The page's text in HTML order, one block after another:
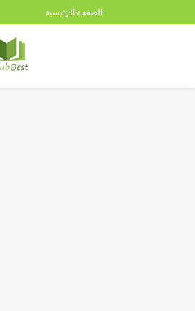
الصفحة الرئيسية